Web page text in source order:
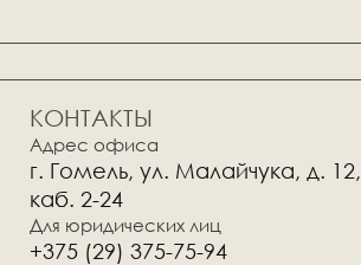
КОНТАКТЫ
Адрес офиса
г. Гомель, ул. Малайчука, д. 12,
каб. 2-24
Для юридических лиц
+375 (29) 375-75-94